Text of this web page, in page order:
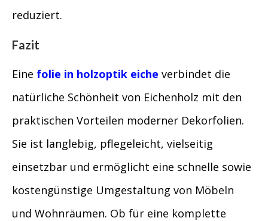
reduziert.
Fazit
Eine folie in holzoptik eiche verbindet die
natürliche Schönheit von Eichenholz mit den
praktischen Vorteilen moderner Dekorfolien.
Sie ist langlebig, pflegeleicht, vielseitig
einsetzbar und ermöglicht eine schnelle sowie
kostengünstige Umgestaltung von Möbeln
und Wohnräumen. Ob für eine komplette